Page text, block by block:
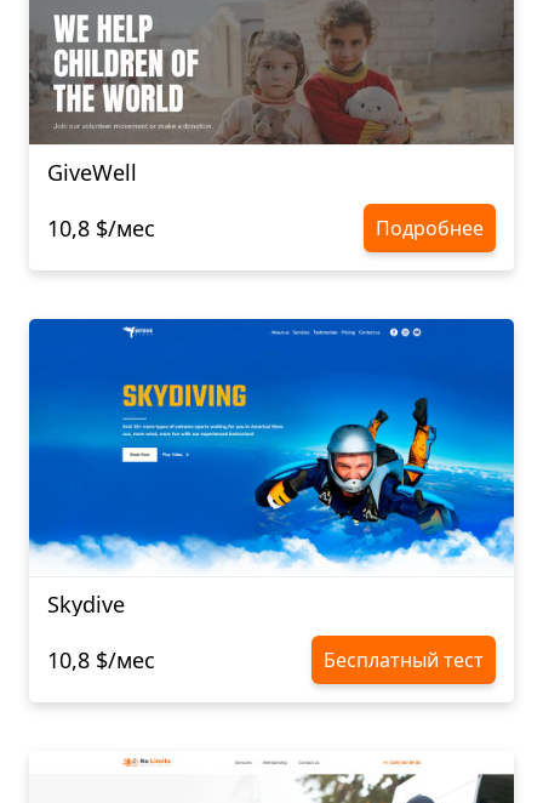
GiveWell
10,8 $/мес
Подробнее
Skydive
10,8 $/мес
Бесплатный тест